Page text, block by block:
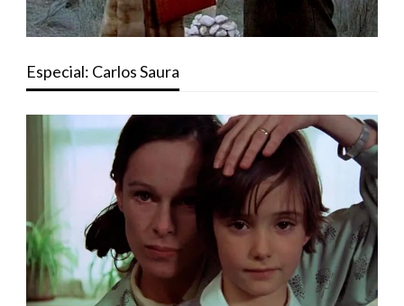
Especial: Carlos Saura